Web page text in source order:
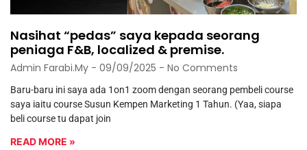
Nasihat “pedas” saya kepada seorang
peniaga F&B, localized & premise.
Admin Farabi.my 09/09/2025 No Comments
Baru-baru ini saya ada 1on1 zoom dengan seorang pembeli course
saya iaitu course Susun Kempen Marketing 1 Tahun. (Yaa, siapa
beli course tu dapat join
READ MORE »